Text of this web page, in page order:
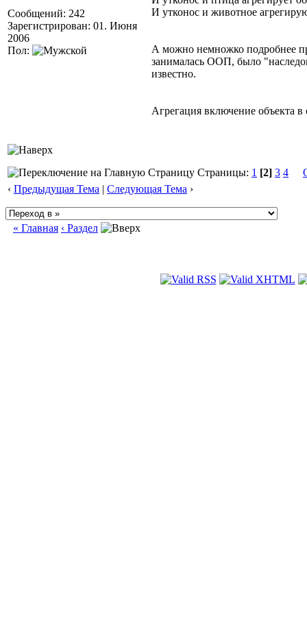
Сообщений: 242
Зарегистрирован: 01. Июня
2006
Пол:
И утконос и животное
А можно немножко подробнее
занималась ООП, было
известно.
Агрегация включение объекта в
Страницы: 1 [2] 3 4
‹ Предыдущая Тема | Следующая Тема ›
« Главная ‹ Раздел